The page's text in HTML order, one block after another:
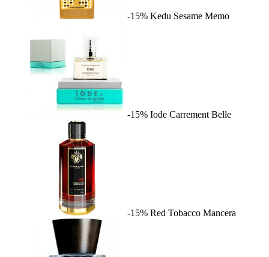
-15% Kedu Sesame Memo
-15% Iode Carrement Belle
-15% Red Tobacco Mancera